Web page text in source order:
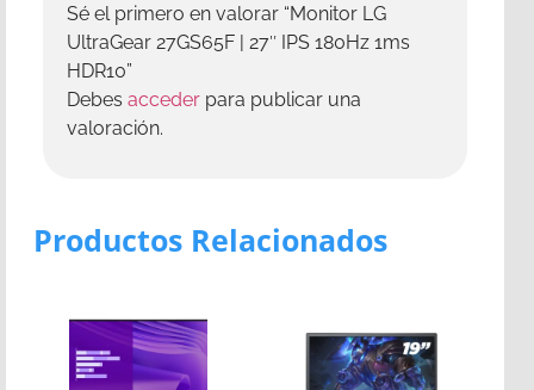
Sé el primero en valorar “Monitor LG
UltraGear 27GS65F | 27″ IPS 180Hz 1ms
HDR10”
Debes acceder para publicar una
valoración.
Productos Relacionados